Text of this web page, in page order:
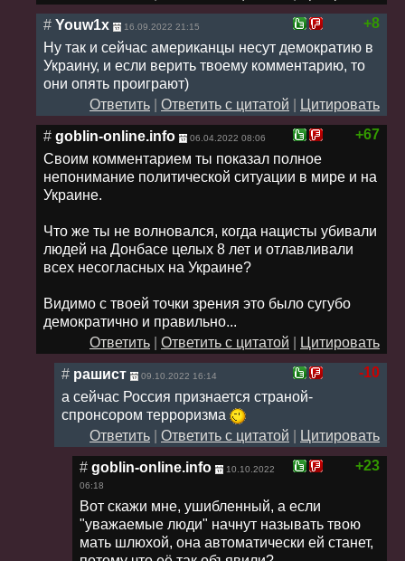
+8
# Youw1x 16.09.2022 21:15
Ну так и сейчас американцы несут демократию в
Украину, и если верить твоему комментарию, то
они опять проиграют)
Ответить
Ответить с цитатой
Цитировать
+67
# goblin-online.info 06.04.2022 08:06
Своим комментарием ты показал полное
непонимание политической ситуации в мире и на
Украине.
Что же ты не волновался, когда нацисты убивали
людей на Донбасе целых 8 лет и отлавливали
всех несогласных на Украине?
Видимо с твоей точки зрения это было сугубо
демократично и правильно...
Ответить
Ответить с цитатой
Цитировать
-10
# рашист 09.10.2022 16:14
а сейчас Россия признается страной-
спронсором терроризма
Ответить
Ответить с цитатой
Цитировать
+23
# goblin-online.info
10.10.2022
06:18
Вот скажи мне, ушибленный, а если
"уважаемые люди" начнут называть твою
мать шлюхой, она автоматически ей станет,